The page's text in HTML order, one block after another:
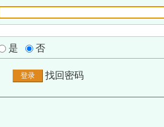
是 否
找回密码